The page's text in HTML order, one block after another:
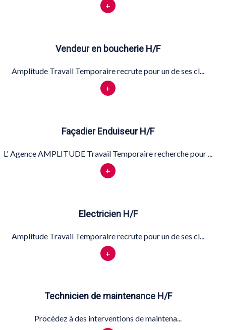
+
Vendeur en boucherie H/F
Amplitude Travail Temporaire recrute pour un de ses cl...
+
Façadier Enduiseur H/F
L' Agence AMPLITUDE Travail Temporaire recherche pour ...
+
Electricien H/F
Amplitude Travail Temporaire recrute pour un de ses cl...
+
Technicien de maintenance H/F
Procèdez à des interventions de maintena...